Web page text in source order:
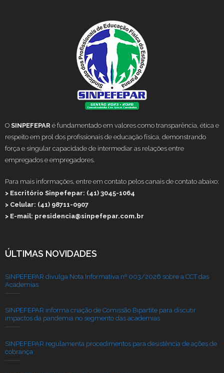
O SINPEFEPAR é fundamentado em valores como transparência, ética e
respeito em prol dos profissionais de educação física, demonstrando
força e singular capacidade de intermediar as relações entre
empregados e empregadores.
Para mais informações, entre em contato pelos canais de contato abaixo:
> Escritório Sinpefepar: (41) 3045-1064
> Celular: (41) 98711-0907
> E-mail: presidencia@sinpefepar.com.br
ÚLTIMAS NOVIDADES
SINPEFEPAR divulga Nota Informativa nº 003/2026 sobre a CCT das
Academias
SINPEFEPAR informa criação de Comissão Bipartite para discutir
impactos da pandemia no segmento das academias
SINPEFEPAR regulamenta procedimentos para desistência de ações de
cobrança